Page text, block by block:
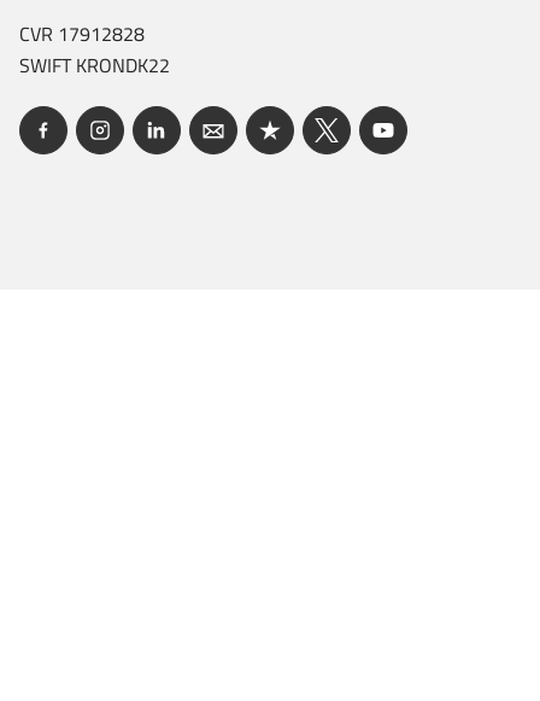
CVR 17912828
SWIFT KRONDK22